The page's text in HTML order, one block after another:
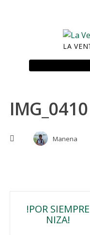
LA
IMG_0410
Manena
Navegación
!POR SIEMPRE
NIZA!